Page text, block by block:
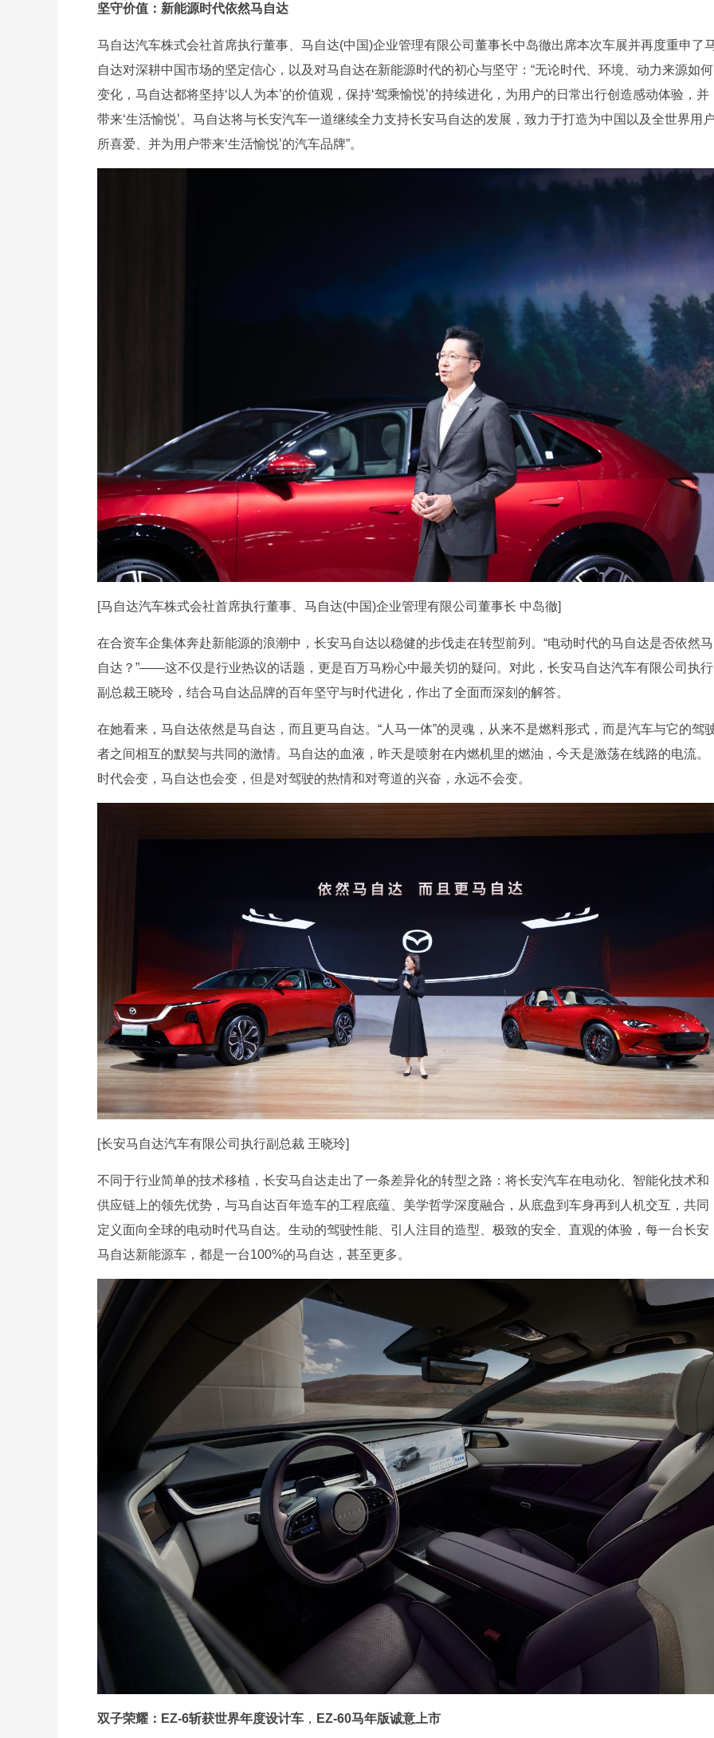
坚守价值：新能源时代依然马自达
马自达汽车株式会社首席执行董事、马自达(中国)企业管理有限公司董事长中岛徹出席本次车展并再度重申了
自达对深耕中国市场的坚定信心，以及对马自达在新能源时代的初心与坚守：“无论时代、环境、动力来源如何
变化，马自达都将坚持‘以人为本’的价值观，保持‘驾乘愉悦’的持续进化，为用户的日常出行创造感动体验，并
带来‘生活愉悦’。马自达将与长安汽车一道继续全力支持长安马自达的发展，致力于打造为中国以及全世界用
所喜爱、并为用户带来‘生活愉悦’的汽车品牌”。
[马自达汽车株式会社首席执行董事、马自达(中国)企业管理有限公司董事长 中岛徹]
在合资车企集体奔赴新能源的浪潮中，长安马自达以稳健的步伐走在转型前列。“电动时代的马自达是否依然马
自达？”——这不仅是行业热议的话题，更是百万马粉心中最关切的疑问。对此，长安马自达汽车有限公司执行
副总裁王晓玲，结合马自达品牌的百年坚守与时代进化，作出了全面而深刻的解答。
在她看来，马自达依然是马自达，而且更马自达。“人马一体”的灵魂，从来不是燃料形式，而是汽车与它的驾
者之间相互的默契与共同的激情。马自达的血液，昨天是喷射在内燃机里的燃油，今天是激荡在线路的电流。
时代会变，马自达也会变，但是对驾驶的热情和对弯道的兴奋，永远不会变。
[长安马自达汽车有限公司执行副总裁 王晓玲]
不同于行业简单的技术移植，长安马自达走出了一条差异化的转型之路：将长安汽车在电动化、智能化技术和
供应链上的领先优势，与马自达百年造车的工程底蕴、美学哲学深度融合，从底盘到车身再到人机交互，共同
定义面向全球的电动时代马自达。生动的驾驶性能、引人注目的造型、极致的安全、直观的体验，每一台长安
马自达新能源车，都是一台100%的马自达，甚至更多。
双子荣耀 ： EZ-6斩获世界年度设计车 ， EZ-60马年版诚意上市